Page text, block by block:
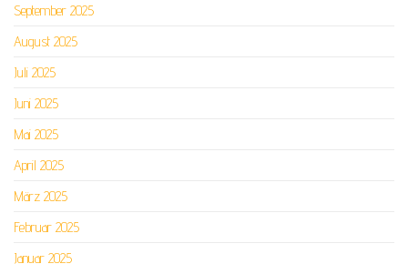
September 2025
August 2025
Juli 2025
Juni 2025
Mai 2025
April 2025
März 2025
Februar 2025
Januar 2025